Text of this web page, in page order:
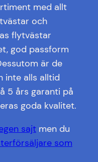
med allt
och
flytvästar
god passform
är de
inte alls alltid
5 års garanti på
goda kvalitet.
sajtmen du
som